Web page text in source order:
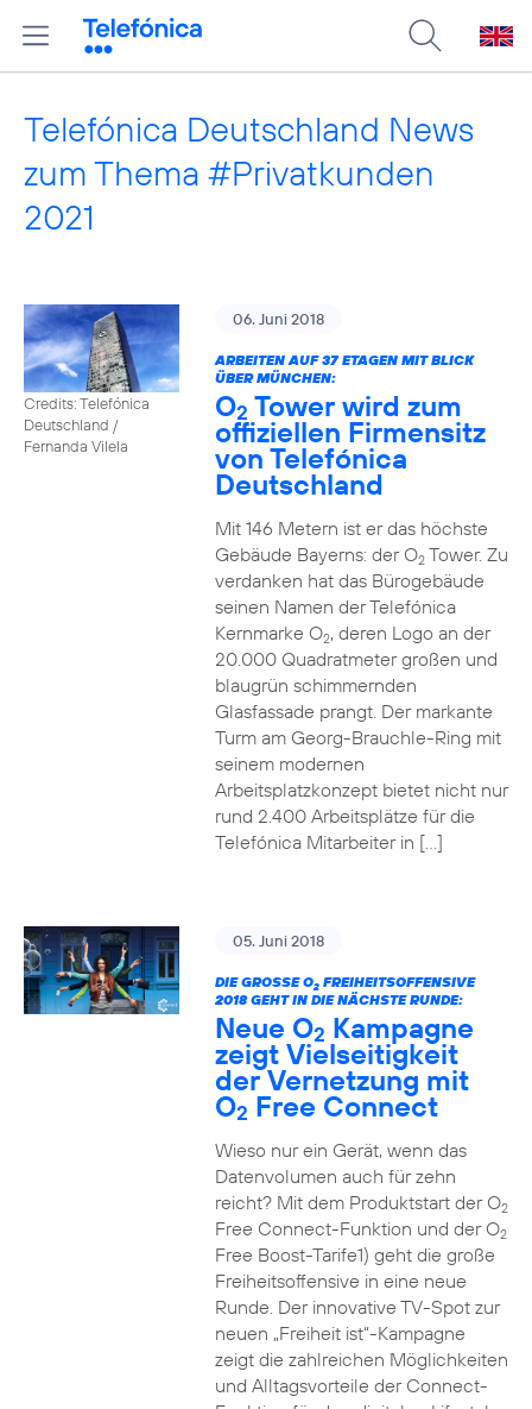
Telefónica Deutschland News
zum Thema #Privatkunden
2021
Credits: Telefónica
Deutschland /
Fernanda Vilela
06. Juni 2018
ARBEITEN AUF 37 ETAGEN MIT BLICK
ÜBER MÜNCHEN:
O2 Tower wird zum
offiziellen Firmensitz
von Telefónica
Deutschland
Mit 146 Metern ist er das höchste
Gebäude Bayerns: der O2Tower. Zu
verdanken hat das Bürogebäude
seinen Namen der Telefónica
Kernmarke O2, deren Logo an der
20.000 Quadratmeter großen und
blaugrün schimmernden
Glasfassade prangt. Der markante
Turm am Georg-Brauchle-Ring mit
seinem modernen
Arbeitsplatzkonzept bietet nicht nur
rund 2.400 Arbeitsplätze für die
Telefónica Mitarbeiter in […]
05. Juni 2018
DIE GROSSE O 2FREIHEITSOFFENSIVE
2018 GEHT IN DIE NÄCHSTE RUNDE:
Neue O2 Kampagne
zeigt Vielseitigkeit
der Vernetzung mit
O2 Free Connect
Wieso nur ein Gerät, wenn das
Datenvolumen auch für zehn
reicht? Mit dem Produktstart der O2
Free Connect-Funktion und der O2
Free Boost-Tarife1) geht die große
Freiheitsoffensive in eine neue
Runde. Der innovative TV-Spot zur
neuen „Freiheit ist“-Kampagne
zeigt die zahlreichen Möglichkeiten
und Alltagsvorteile der Connect-